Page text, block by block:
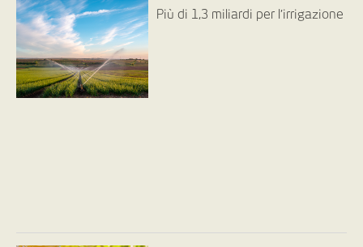
Più di 1,3 miliardi per l’irrigazione